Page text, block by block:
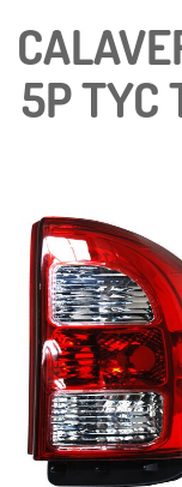
5P TYC